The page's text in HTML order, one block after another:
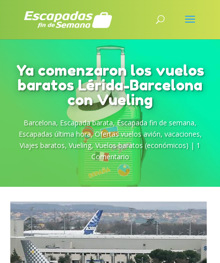
Ya comenzaron los vuelos
baratos Lérida-Barcelona
con Vueling
Barcelona, Escapada barata,Escapada fin de semana,
Escapadas última hora,Ofertas vuelos avión, vacaciones,
Viajes baratos, Vueling,Vuelos baratos (económicos)| 1
Comentario